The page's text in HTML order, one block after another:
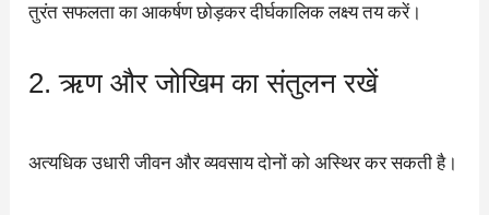
तुरंत सफलता का आकर्षण छोड़कर दीर्घकालिक लक्ष्य तय करें।
2. ऋण और जोखिम का संतुलन रखें
अत्यधिक उधारी जीवन और व्यवसाय दोनों को अस्थिर कर सकती है।